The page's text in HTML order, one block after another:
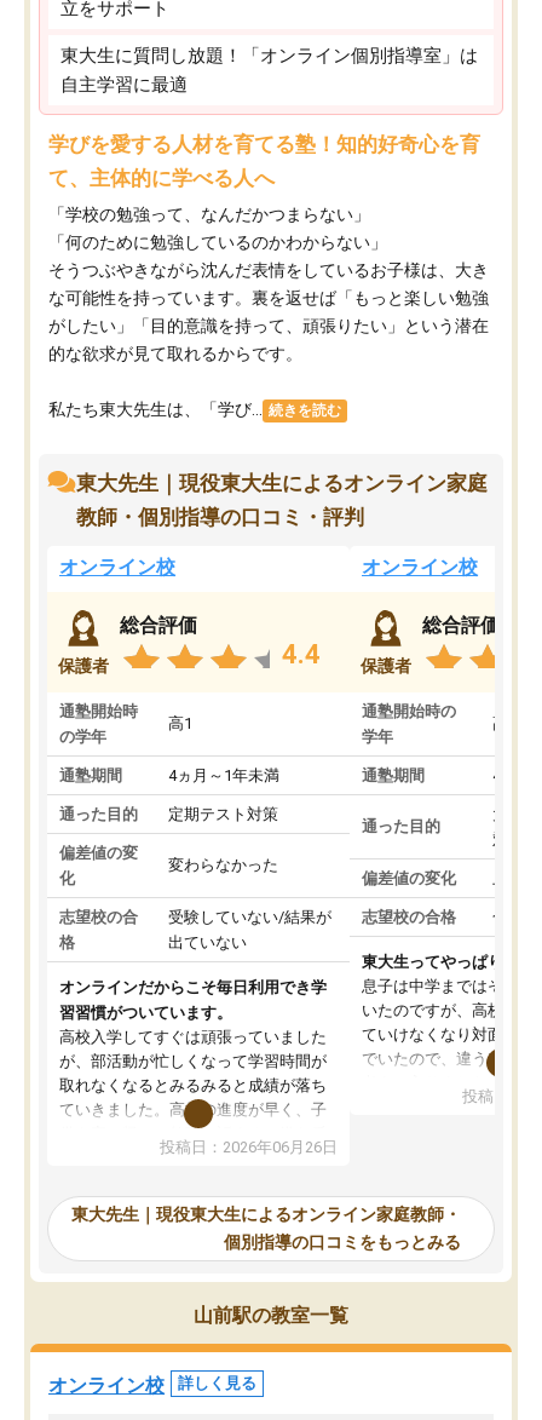
立をサポート
東大生に質問し放題！「オンライン個別指導室」は
自主学習に最適
学びを愛する人材を育てる塾！知的好奇心を育
て、主体的に学べる人へ
「学校の勉強って、なんだかつまらない」
「何のために勉強しているのかわからない」
そうつぶやきながら沈んだ表情をしているお子様は、大き
な可能性を持っています。裏を返せば「もっと楽しい勉強
がしたい」「目的意識を持って、頑張りたい」という潜在
的な欲求が見て取れるからです。
私たち東大先生は、「学び... 続きを読む
東大先生｜現役東大生によるオンライン家庭
教師・個別指導の口コミ・評判
オンライン校
保護者
総合評価
4.4
通塾開始時
の学年
高1
通塾期間 4ヵ月～1年未満
通った目的 定期テスト対策
偏差値の変
化
変わらなかった
志望校の合
格
受験していない/結果が
出ていない
オンラインだからこそ毎日利用でき学
習習慣がついています。
高校入学してすぐは頑張っていました
が、部活動が忙しくなって学習時間が
取れなくなるとみるみると成績が落ち
ていきました。高校の進度が早く、子
供も家に帰って勉強の話すると嫌な反
応を示します。東大先生にお願いして
れるので、親としても安心です。毎日
使える自習室とかもあり、わからない
ところがあれば先生が回答してくれる
のも重宝しています。
投稿日：2026年06月26日
オンライン校
保護者
総合評価
通塾開始時の
学年
高3
通塾期間 4ヵ月
通った目的
大学
対策
偏差値の変化 上が
志望校の合格 合格
東大生ってやっぱりすご
息子は中学まではそこそ
いたのですが、高校に入
ていけなくなり対面の塾
でいたので、違うアプロ
で、当初は模試でD判定
自習室が毎日使えていつ
るのが心強かったよう
謝です。
投稿日：
東大先生｜現役東大生によるオンライン家庭教師・
個別指導の口コミをもっとみる
山前駅の教室一覧
オンライン校 詳しく見る